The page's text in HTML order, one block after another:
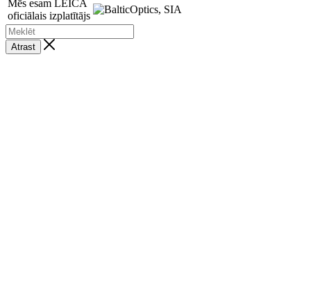
Mēs esam LEICA
oficiālais izplatītājs
Atrast